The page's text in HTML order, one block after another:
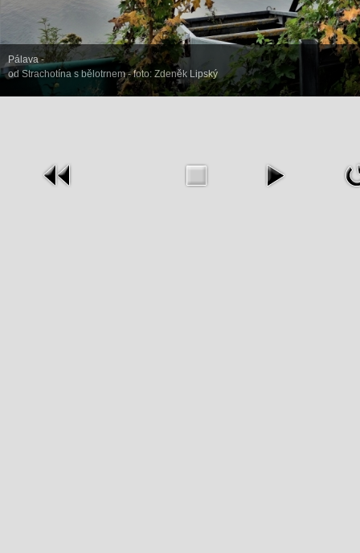
Pálava -
od Strachotína s bělotrnem - foto: Zdeněk Lipský